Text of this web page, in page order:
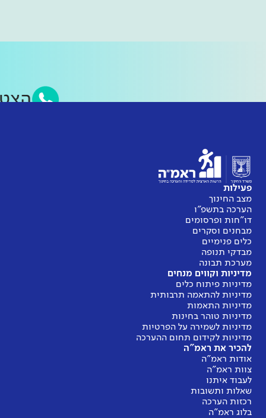
פעילות
מצב החינוך
הערכה בתשפ"ו
דו"חות ופרסומים
מבחנים וסקרים
כלים פנימיים
מבדקי תנופה
מערכת תבונה
מדיניות וקווים מנחים
מדיניות פיתוח כלים
מדיניות להתאמה תרבותית
מדיניות התאמות
מדיניות טוהר בחינות
מדיניות לשמירה על הפרטיות
מדיניות לקידום תחום ההערכה
להכיר את ראמ"ה
אודות ראמ"ה
צוות ראמ"ה
לעבוד איתנו
שאלות ותשובות
רכזות הערכה
בלוג ראמ"ה